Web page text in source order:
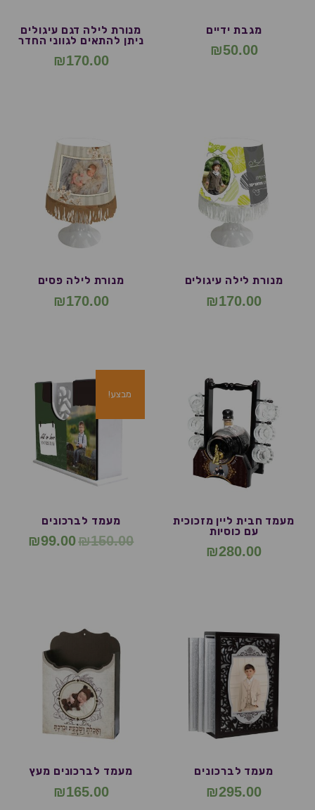
מגבת ידיים
₪50.00
מנורת לילה דגם עיגולים
ניתן להתאים לגווני החדר
₪170.00
מנורת לילה עיגולים
₪170.00
מנורת לילה פסים
₪170.00
מעמד חבית ליין מזכוכית
עם כוסיות
₪280.00
מבצע!
מעמד לברכונים
₪150.00
₪99.00
מעמד לברכונים
₪295.00
מעמד לברכונים מעץ
₪165.00